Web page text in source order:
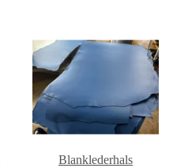
Blanklederhals